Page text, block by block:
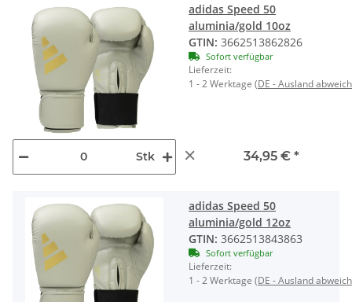
adidas Speed 50
aluminia/gold 10oz
GTIN: 3662513862826
Sofort verfügbar
Lieferzeit:
1 - 2 Werktage (DE - Ausland
Stk × 34,95 € *
adidas Speed 50
aluminia/gold 12oz
GTIN: 3662513843863
Sofort verfügbar
Lieferzeit:
1 - 2 Werktage (DE - Ausland